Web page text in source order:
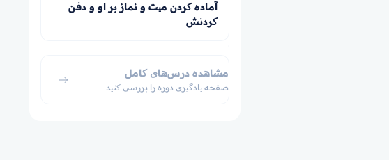
آماده کردن میت و نماز بر او و دفن
کردنش
مشاهده درس‌های کامل
صفحه یادگیری دوره را بررسی کنید